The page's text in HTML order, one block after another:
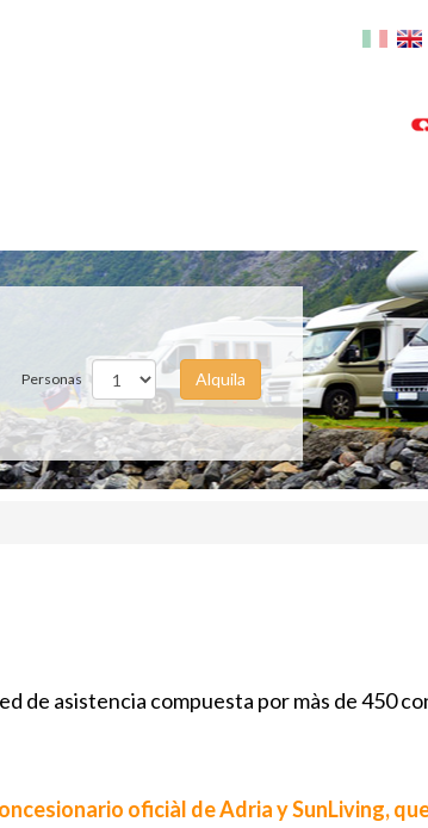
Personas Alquila
de asistencia compuesta por màs de 450
oficiàl de Adria y SunLiving,